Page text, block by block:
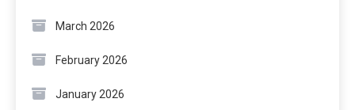
March 2026
February 2026
January 2026